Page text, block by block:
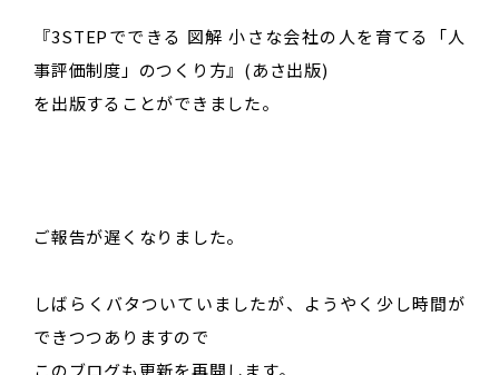
『3STEPでできる 図解 小さな会社の人を育てる「人
事評価制度」のつくり方』(あさ出版)
を出版することができました。
ご報告が遅くなりました。
しばらくバタついていましたが、ようやく少し時間が
できつつありますので
このブログも更新を再開します。